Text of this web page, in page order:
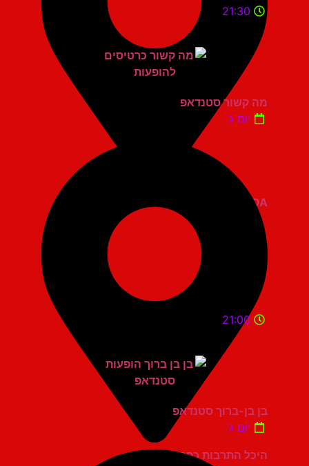
21:30
מה קשור סטנדאפ
יום ג'
היכל התרבות כפר סבא
21:00
בן בן-ברוך סטנדאפ
יום ג'